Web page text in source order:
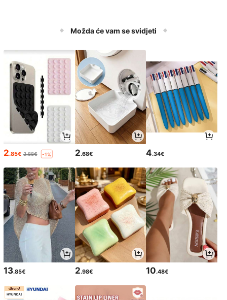
Možda će vam se svidjeti
2.85€ 2.88€ -1% 2.68€ 4.34€
13.85€ 2.98€ 10.48€